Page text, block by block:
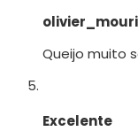
Queijo muito
Excelente